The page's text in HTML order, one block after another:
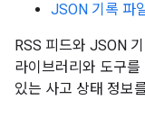
JSON 기록 파
RSS 피드와 JSON
라이브러리와 도구
있는 사고 상태 정보